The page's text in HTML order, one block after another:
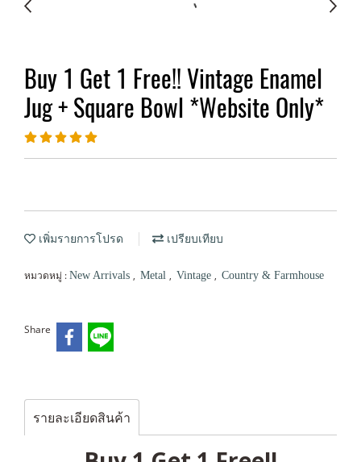
Buy 1 Get 1 Free!! Vintage Enamel
Jug + Square Bowl *Website Only*
เพิ่มรายการโปรด เปรียบเทียบ
หมวดหมู่ : New Arrivals , Metal , Vintage , Country & Farmhouse
Share
รายละเอียดสินค้า